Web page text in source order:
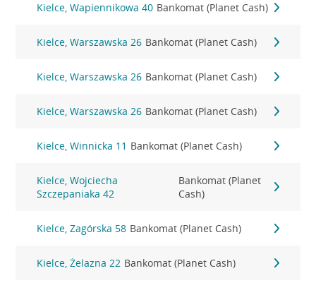
Kielce, Wapiennikowa 40 Bankomat (Planet Cash)
Kielce, Warszawska 26 Bankomat (Planet Cash)
Kielce, Warszawska 26 Bankomat (Planet Cash)
Kielce, Warszawska 26 Bankomat (Planet Cash)
Kielce, Winnicka 11 Bankomat (Planet Cash)
Kielce, Wojciecha
Szczepaniaka 42
Bankomat (Planet
Cash)
Kielce, Zagórska 58 Bankomat (Planet Cash)
Kielce, Żelazna 22 Bankomat (Planet Cash)